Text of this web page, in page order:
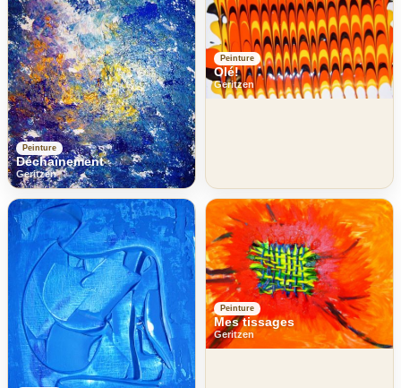
Peinture
Déchaînement
Geritzen
Peinture
Olé!
Geritzen
Peinture
Mes tissages
Geritzen